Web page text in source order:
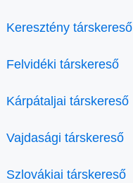
Keresztény társkereső
Felvidéki társkereső
Kárpátaljai társkereső
Vajdasági társkereső
Szlovákiai társkereső